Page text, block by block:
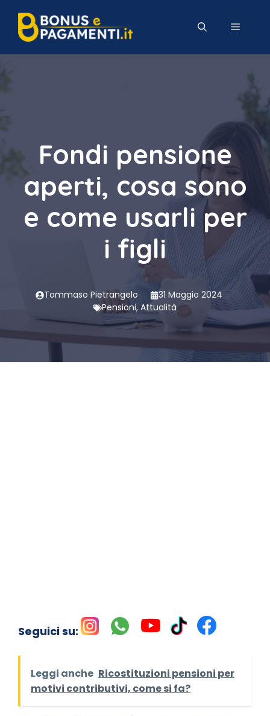
contenuto
MENU
Fondi pensione
aperti, cosa sono
e come usarli per
i figli
Tommaso Pietrangelo
31 Maggio 2024
Pensioni, Attualità
Seguici su:
Leggi anche Ricostituzioni pensioni per
motivi contributivi, come si fa?